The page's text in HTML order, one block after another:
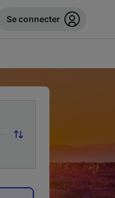
Se connecter